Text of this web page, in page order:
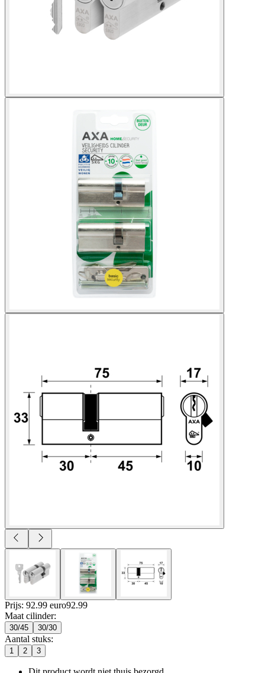
Prijs: 92.99 euro92.99
Maat cilinder:
30/45 30/30
Aantal stuks:
1 2 3